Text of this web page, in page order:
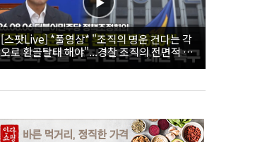
[스팟Live] *풀영상* "조직의 명운 건다는 각
오로 환골탈태 해야"...경찰 조직의 전면적 쇄
신 촉구한 한병도 | 26.08.06 더불어민주당 정